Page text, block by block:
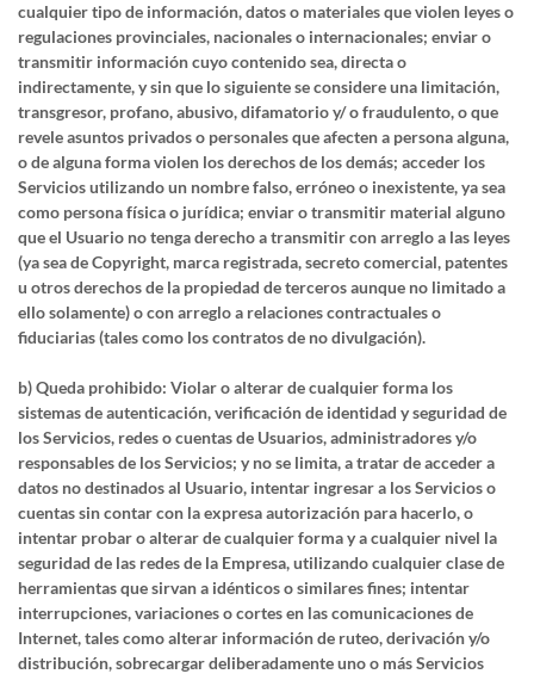
cualquier tipo de información, datos o materiales que violen leyes o
regulaciones provinciales, nacionales o internacionales; enviar o
transmitir información cuyo contenido sea, directa o
indirectamente, y sin que lo siguiente se considere una limitación,
transgresor, profano, abusivo, difamatorio y/ o fraudulento, o que
revele asuntos privados o personales que afecten a persona alguna,
o de alguna forma violen los derechos de los demás; acceder los
Servicios utilizando un nombre falso, erróneo o inexistente, ya sea
como persona física o jurídica; enviar o transmitir material alguno
que el Usuario no tenga derecho a transmitir con arreglo a las leyes
(ya sea de Copyright, marca registrada, secreto comercial, patentes
u otros derechos de la propiedad de terceros aunque no limitado a
ello solamente) o con arreglo a relaciones contractuales o
fiduciarias (tales como los contratos de no divulgación).
b) Queda prohibido: Violar o alterar de cualquier forma los
sistemas de autenticación, verificación de identidad y seguridad de
los Servicios, redes o cuentas de Usuarios, administradores y/o
responsables de los Servicios; y no se limita, a tratar de acceder a
datos no destinados al Usuario, intentar ingresar a los Servicios o
cuentas sin contar con la expresa autorización para hacerlo, o
intentar probar o alterar de cualquier forma y a cualquier nivel la
seguridad de las redes de la Empresa, utilizando cualquier clase de
herramientas que sirvan a idénticos o similares fines; intentar
interrupciones, variaciones o cortes en las comunicaciones de
Internet, tales como alterar información de ruteo, derivación y/o
distribución, sobrecargar deliberadamente uno o más Servicios